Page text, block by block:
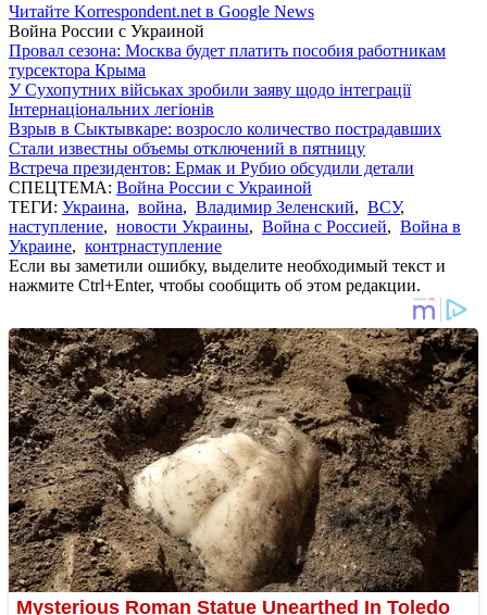
Читайте Korrespondent.net в Google News
Война России с Украиной
Провал сезона: Москва будет платить пособия работникам
турсектора Крыма
У Сухопутних військах зробили заяву щодо інтеграції
Інтернаціональних легіонів
Взрыв в Сыктывкаре: возросло количество пострадавших
Стали известны объемы отключений в пятницу
Встреча президентов: Ермак и Рубио обсудили детали
СПЕЦТЕМА: Война России с Украиной
ТЕГИ: Украина, война, Владимир Зеленский, ВСУ,
наступление, новости Украины, Война с Россией, Война в
Украине, контрнаступление
Если вы заметили ошибку, выделите необходимый текст и
нажмите Ctrl+Enter, чтобы сообщить об этом редакции.